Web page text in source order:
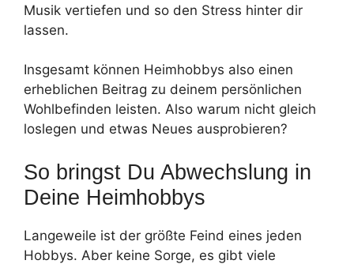
Musik vertiefen und so den Stress hinter dir
lassen.
Insgesamt können Heimhobbys also einen
erheblichen Beitrag zu deinem persönlichen
Wohlbefinden leisten. Also warum nicht gleich
loslegen und etwas Neues ausprobieren?
So bringst Du Abwechslung in
Deine Heimhobbys
Langeweile ist der größte Feind eines jeden
Hobbys. Aber keine Sorge, es gibt viele